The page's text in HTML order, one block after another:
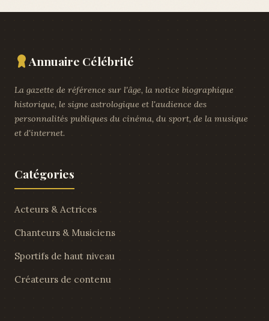
Annuaire Célébrité
La gazette de référence sur l'âge, la notice biographique
historique, le signe astrologique et l'audience des
personnalités publiques du cinéma, du sport, de la musique
et d'internet.
Catégories
Acteurs & Actrices
Chanteurs & Musiciens
Sportifs de haut niveau
Créateurs de contenu